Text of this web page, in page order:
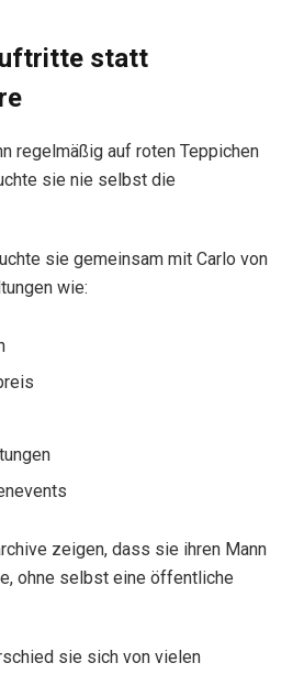
statt
regelmäßig auf roten Teppichen
sie nie selbst die
sie gemeinsam mit Carlo von
wie:
zeigen, dass sie ihren Mann
ohne selbst eine öffentliche
sie sich von vielen